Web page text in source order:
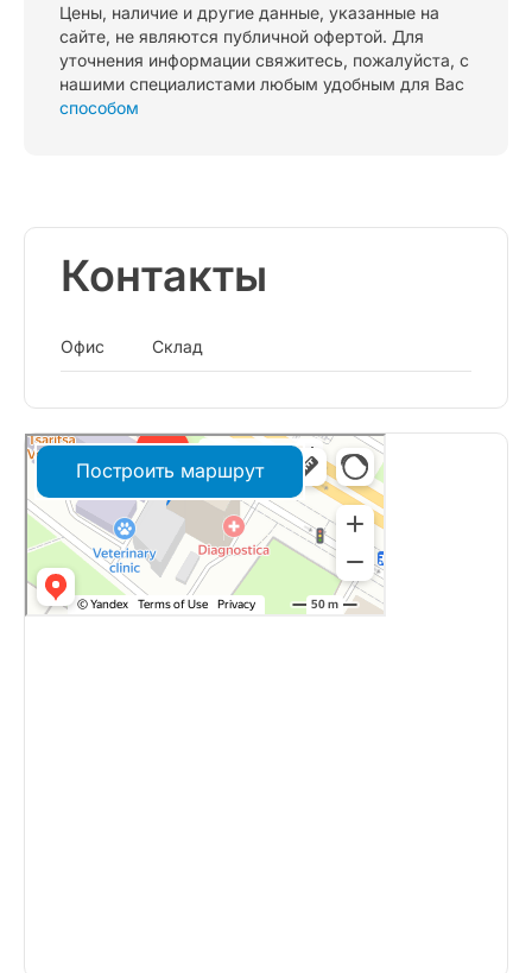
Цены, наличие и другие данные, указанные на
сайте, не являются публичной офертой. Для
уточнения информации свяжитесь, пожалуйста, с
нашими специалистами любым удобным для Вас
способом
Контакты
Офис Склад
Построить маршрут